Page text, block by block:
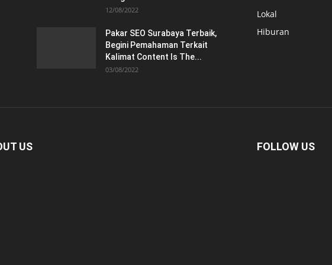
12/08/2022
Pakar SEO Surabaya Terbaik,
Begini Pemahaman Terkait
Kalimat Content Is The...
03/08/2022
Lokal
Hiburan
US FOLLOW US